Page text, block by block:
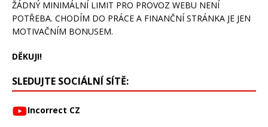
ŽÁDNÝ MINIMÁLNÍ LIMIT PRO PROVOZ WEBU NENÍ
POTŘEBA. CHODÍM DO PRÁCE A FINANČNÍ STRÁNKA JE JEN
MOTIVAČNÍM BONUSEM.
DĚKUJI!
SLEDUJTE SOCIÁLNÍ SÍTĚ:
Incorrect CZ